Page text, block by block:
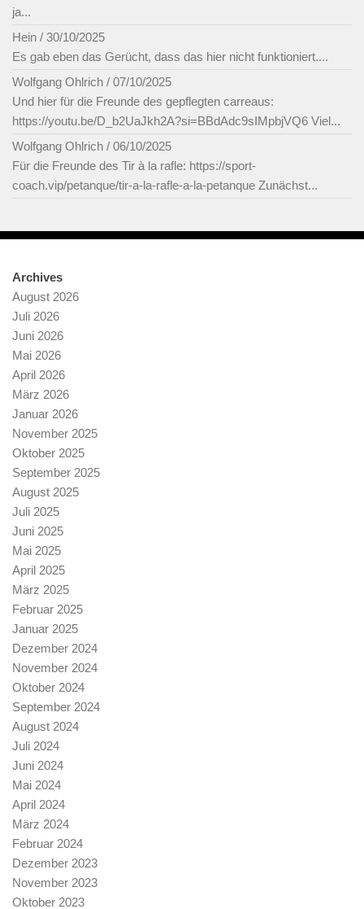
ja...
Hein / 30/10/2025
Es gab eben das Gerücht, dass das hier nicht funktioniert....
Wolfgang Ohlrich / 07/10/2025
Und hier für die Freunde des gepflegten carreaus:
https://youtu.be/D_b2UaJkh2A?si=BBdAdc9sIMpbjVQ6 Viel...
Wolfgang Ohlrich / 06/10/2025
Für die Freunde des Tir à la rafle: https://sport-
coach.vip/petanque/tir-a-la-rafle-a-la-petanque Zunächst...
Archives
August 2026
Juli 2026
Juni 2026
Mai 2026
April 2026
März 2026
Januar 2026
November 2025
Oktober 2025
September 2025
August 2025
Juli 2025
Juni 2025
Mai 2025
April 2025
März 2025
Februar 2025
Januar 2025
Dezember 2024
November 2024
Oktober 2024
September 2024
August 2024
Juli 2024
Juni 2024
Mai 2024
April 2024
März 2024
Februar 2024
Dezember 2023
November 2023
Oktober 2023